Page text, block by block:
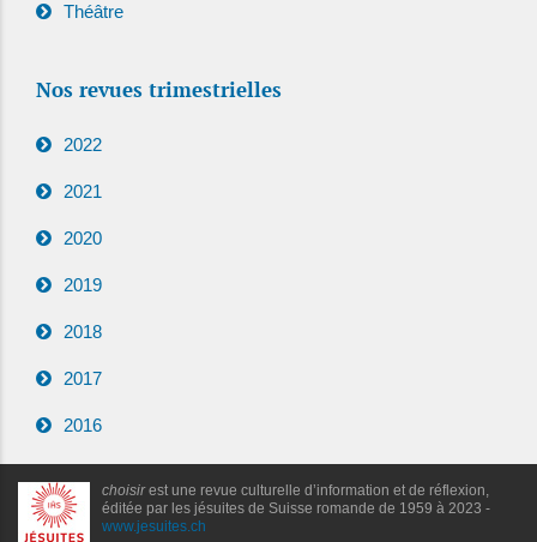
Théâtre
Nos revues trimestrielles
2022
2021
2020
2019
2018
2017
2016
choisirest une revue culturelle d’information et de réflexion,
éditée par les jésuites de Suisse romande de 1959 à 2023 -
www.jesuites.ch